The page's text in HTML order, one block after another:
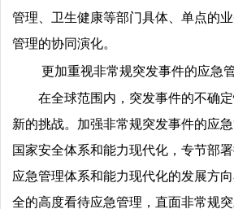
管理、卫生健康等部门具体、单点的
管理的协同演化。
更加重视非常规突发事件的应急
在全球范围内，突发事件的不确
新的挑战。加强非常规突发事件的应
国家安全体系和能力现代化，专节部
应急管理体系和能力现代化的发展方
全的高度看待应急管理，直面非常规